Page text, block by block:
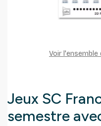
Voir
Jeux SC
semestre